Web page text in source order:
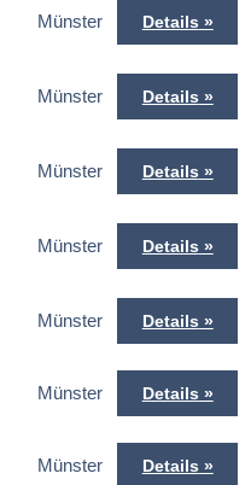
Münster Details
Münster Details
Münster Details
Münster Details
Münster Details
Münster Details
Münster Details